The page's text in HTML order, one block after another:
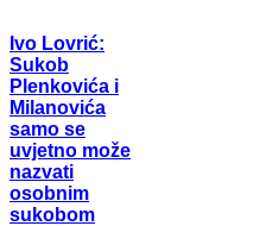
Ivo Lovrić:
Sukob
Plenkovića i
Milanovića
samo se
uvjetno može
nazvati
osobnim
sukobom